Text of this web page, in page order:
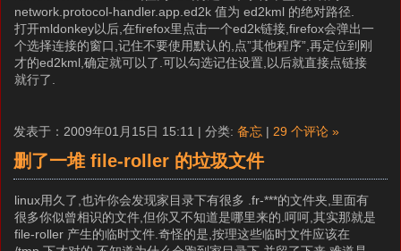
network.protocol-handler.app.ed2k 值为 ed2kml 的绝对路径.
打开mldonkey以后,在firefox里点击一个ed2k链接,firefox会弹出一
个选择连接的窗口,记住不要使用默认的,点”其他程序”,再定位到刚
才的ed2kml,确定就可以了.可以勾选记住设置,以后就直接点链接
就行了.
发表于：2009年01月15日 15:11 | 分类: 备忘 | 29 个评论 »
删了一堆 file-roller 的垃圾文件
linux用久了,也许你会发现家目录下有很多 .fr-***的文件夹,里面有
很多你似曾相识的文件,但你又不知道是哪里来的.呵呵,其实那就是
file-roller 产生的临时文件.奇怪的是,按理这些临时文件应该在